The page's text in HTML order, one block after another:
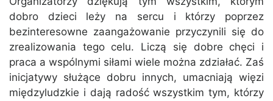
dobro dzieci leży na sercu i którzy poprzez
bezinteresowne zaangażowanie przyczynili się do
zrealizowania tego celu. Liczą się dobre chęci i
praca a wspólnymi siłami wiele można zdziałać. Zaś
inicjatywy służące dobru innych, umacniają więzi
międzyludzkie i dają radość wszystkim tym, którzy